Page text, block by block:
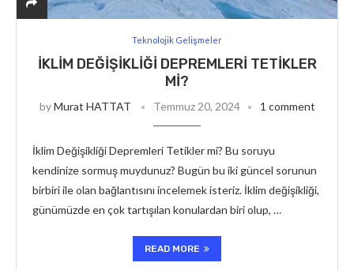
Teknolojik Gelişmeler
İKLIM DEĞIŞIKLIĞI DEPREMLERI TETIKLER
MI?
byMurat HATTAT Temmuz 20, 2024 1 comment
İklim Değişikliği Depremleri Tetikler mi? Bu soruyu
kendinize sormuş muydunuz? Bugün bu iki güncel sorunun
birbiri ile olan bağlantısını incelemek isteriz. İklim değişikliği,
günümüzde en çok tartışılan konulardan biri olup, …
READ MORE